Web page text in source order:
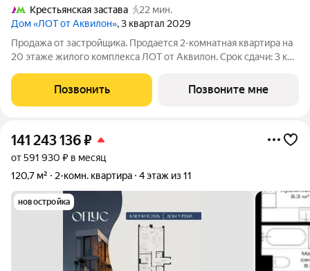
Крестьянская застава
22 мин.
Дом «ЛОТ от Аквилон», 3 квартал 2029
Продажа от застройщика. Продается 2-комнатная квартира на
20 этаже жилого комплекса ЛОТ от Аквилон. Срок сдачи: 3 кв.
концепции Responsive Environment. Его пространство не
статично, оно
Позвонить Позвоните мне
141 243 136₽
от 591 930 ₽ в месяц
120,7 м²
2-комн. квартира 4 этаж из 11
новостройка